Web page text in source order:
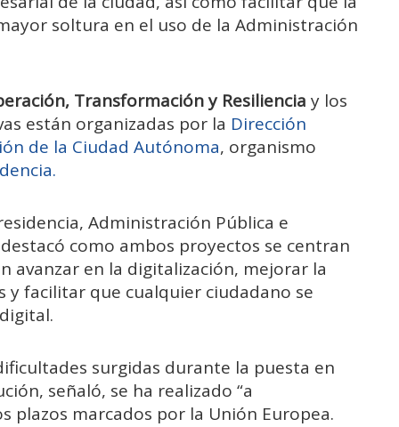
soltura en el uso de la Administración
Transformación y Resiliencia y los
están organizadas por la Dirección
de la Ciudad Autónoma, organismo
Administración Pública e
como ambos proyectos se centran
avanzar en la digitalización, mejorar la
y facilitar que cualquier ciudadano se
surgidas durante la puesta en
señaló, se ha realizado “a
plazos marcados por la Unión Europea.